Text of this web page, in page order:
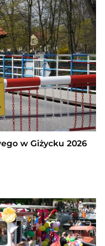
w Giżycku 2026